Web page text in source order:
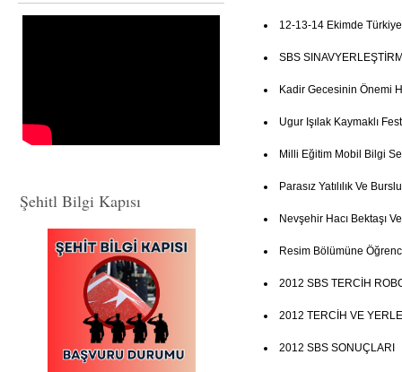
Şehitl Bilgi Kapısı
12-13-14 Ekimde
SBS
Kadir Gecesinin Önemi
Ugur Işılak Kaymaklı
Milli Eğitim Mobil Bilgi
Parasız Yatılılık Ve
Nevşehir Hacı Bektaşı
Resim Bölümüne
2012 SBS TERCİH
2012 TERCİH VE
2012 SBS SONUÇLARI